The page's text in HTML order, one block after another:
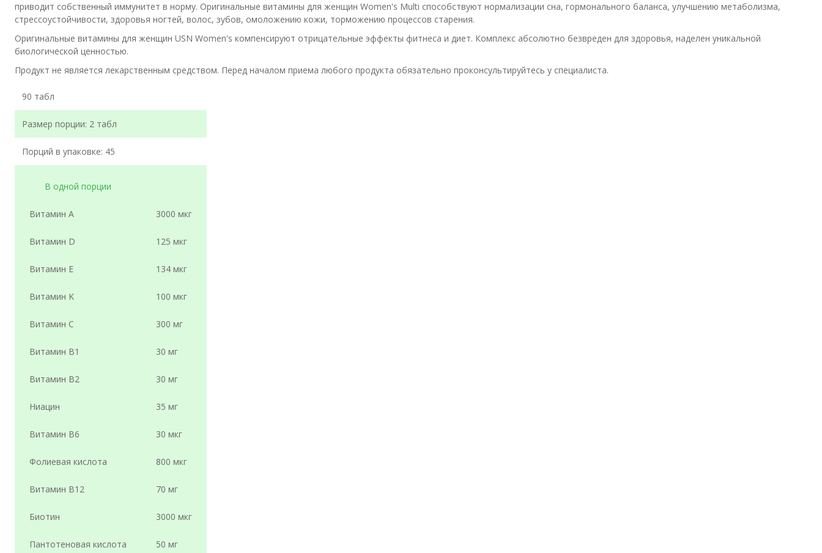
приводит собственный иммунитет в норму. Оригинальные витамины для женщин Women's Multi способствуют нормализации сна, гормонального баланса, улучшению метаболизма,
стрессоустойчивости, здоровья ногтей, волос, зубов, омоложению кожи, торможению процессов старения.
Оригинальные витамины для женщин USN Women's компенсируют отрицательные эффекты фитнеса и диет. Комплекс абсолютно безвреден для здоровья, наделен уникальной
биологической ценностью.
Продукт не является лекарственным средством. Перед началом приема любого продукта обязательно проконсультируйтесь у специалиста.
90 табл
Размер порции: 2 табл
Порций в упаковке: 45
В одной порции
Витамин А 3000 мкг
Витамин D 125 мкг
Витамин E 134 мкг
Витамин K 100 мкг
Витамин C 300 мг
Витамин B1 30 мг
Витамин B2 30 мг
Ниацин 35 мг
Витамин В6 30 мкг
Фолиевая кислота 800 мкг
Витамин B12 70 мг
Биотин 3000 мкг
Пантотеновая кислота 50 мг